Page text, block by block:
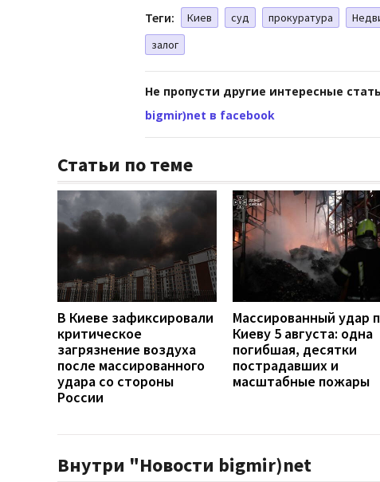
Теги: Киев суд прокуратура
залог
Не пропусти другие интересные
bigmir)net в facebook
Статьи по теме
В Киеве зафиксировали
критическое
загрязнение воздуха
после массированного
удара со стороны
России
Массированный удар
Киеву 5 августа: одна
погибшая, десятки
пострадавших и
масштабные пожары
Внутри "Новости bigmir)net